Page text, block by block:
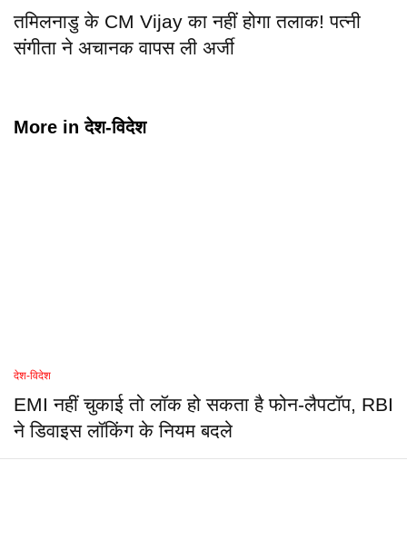
तमिलनाडु के CM Vijay का नहीं होगा तलाक! पत्नी
संगीता ने अचानक वापस ली अर्जी
More inदेश-विदेश
देश-विदेश
EMI नहीं चुकाई तो लॉक हो सकता है फोन-लैपटॉप, RBI
ने डिवाइस लॉकिंग के नियम बदले